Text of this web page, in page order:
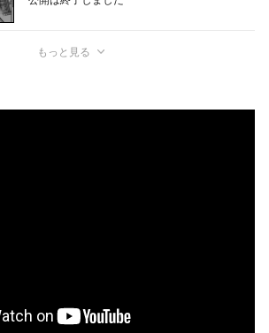
もっと見る